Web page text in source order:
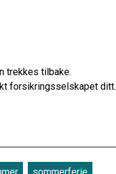
trekkes tilbake.
forsikringsselskapet ditt.